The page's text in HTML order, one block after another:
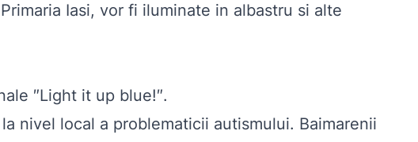
Iasi, vor fi iluminate in albastru si alte
″Light it up blue!″.
nivel local a problematicii autismului. Baimarenii